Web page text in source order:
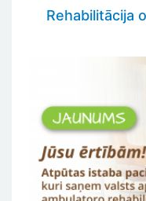
Rehabilitācija